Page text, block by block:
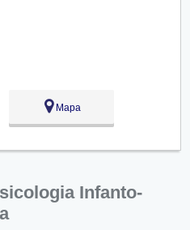
Mapa
Infanto-